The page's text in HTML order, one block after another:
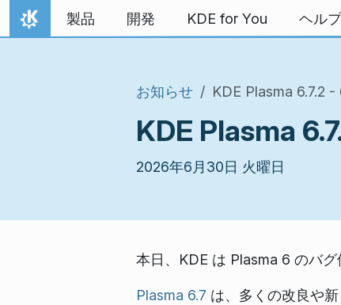
スキップ
ホーム
製品 開発 KDE for You ヘルプ
お知らせ KDE Plasma 6.7.2
KDE Plasma
2026年6月30日 火曜日
本日、KDE は Plasma 6 のバグ
Plasma 6.7 は、多くの改良や